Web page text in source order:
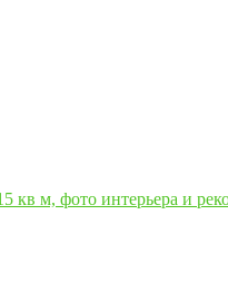
кв м, фото интерьера и